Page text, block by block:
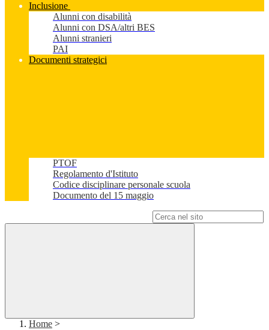
Inclusione
Alunni con disabilità
Alunni con DSA/altri BES
Alunni stranieri
PAI
Documenti strategici
PTOF
Regolamento d'Istituto
Codice disciplinare personale scuola
Documento del 15 maggio
Home >